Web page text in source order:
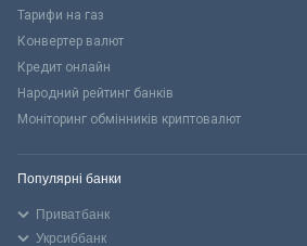
Тарифи на газ
Конвертер валют
Кредит онлайн
Народний рейтинг банків
Моніторинг обмінників криптовалют
Популярні банки
Приватбанк
Укрсиббанк